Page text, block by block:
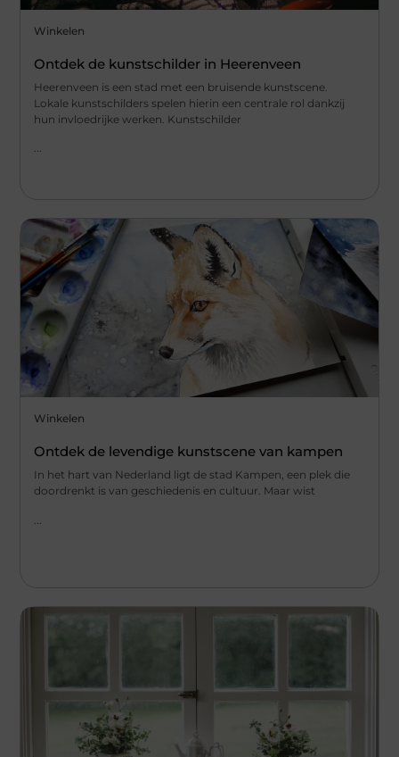
Winkelen
Ontdek de kunstschilder in Heerenveen
Heerenveen is een stad met een bruisende kunstscene.
Lokale kunstschilders spelen hierin een centrale rol dankzij
hun invloedrijke werken. Kunstschilder
...
Winkelen
Ontdek de levendige kunstscene van kampen
In het hart van Nederland ligt de stad Kampen, een plek die
doordrenkt is van geschiedenis en cultuur. Maar wist